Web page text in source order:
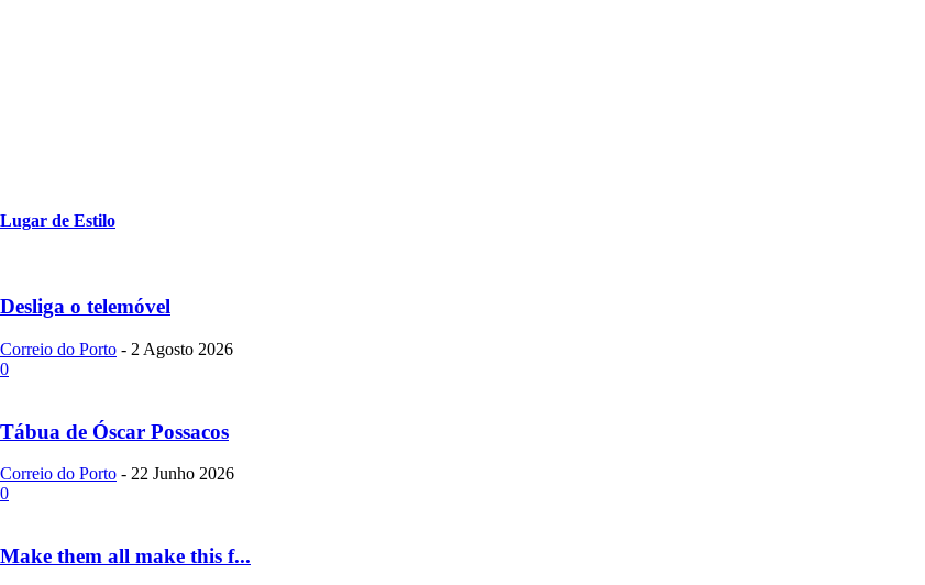
Lugar de Estilo
Desliga o telemóvel
Correio do Porto - 2 Agosto 2026
0
Tábua de Óscar Possacos
Correio do Porto - 22 Junho 2026
0
Make them all make this f...